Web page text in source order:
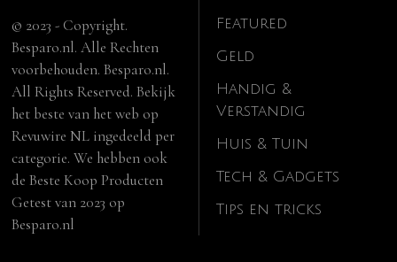
© 2023 - Copyright.
Besparo.nl. Alle Rechten
voorbehouden. Besparo.nl.
All Rights Reserved. Bekijk
het beste van het web op
Revuwire NL ingedeeld per
categorie. We hebben ook
deBeste Koop Producten
Getest van 2023 op
Besparo.nl
Featured
Geld
Handig &
Verstandig
Huis & Tuin
Tech & Gadgets
Tips en tricks